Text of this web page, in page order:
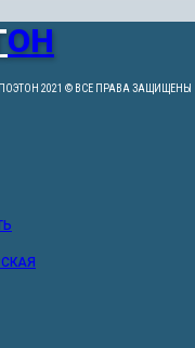
ОН
2021 © ВСЕ ПРАВА ЗАЩИЩЕНЫ